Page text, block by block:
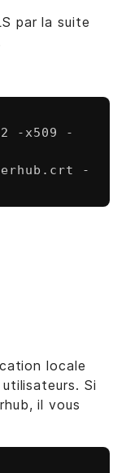
par la suite
-x509 -
-
locale
Si
il vous